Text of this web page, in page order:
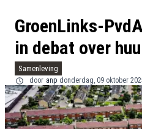
GroenLinks-
in debat over
Samenleving
door anp donderdag, 09 oktober